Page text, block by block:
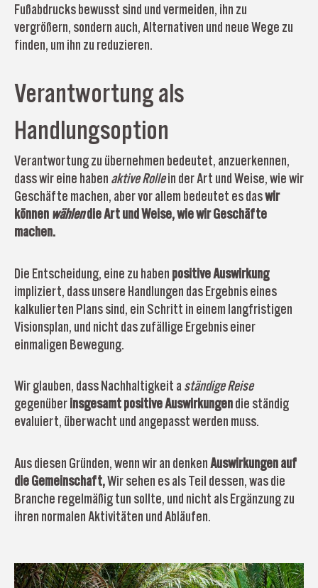
Fußabdrucks bewusst sind und vermeiden, ihn zu
vergrößern, sondern auch, Alternativen und neue Wege zu
finden, um ihn zu reduzieren.
Verantwortung als
Handlungsoption
Verantwortung zu übernehmen bedeutet, anzuerkennen,
dass wir eine haben aktive Rollein der Art und Weise, wie wir
Geschäfte machen, aber vor allem bedeutet es daswir
können wählendie Art und Weise, wie wir Geschäfte
machen.
Die Entscheidung, eine zu haben positive Auswirkung
impliziert, dass unsere Handlungen das Ergebnis eines
kalkulierten Plans sind, ein Schritt in einem langfristigen
Visionsplan, und nicht das zufällige Ergebnis einer
einmaligen Bewegung.
Wir glauben, dass Nachhaltigkeit a ständige Reise
gegenüberinsgesamt positive Auswirkungendie ständig
evaluiert, überwacht und angepasst werden muss.
Aus diesen Gründen, wenn wir an denkenAuswirkungen auf
die Gemeinschaft,Wir sehen es als Teil dessen, was die
Branche regelmäßig tun sollte, und nicht als Ergänzung zu
ihren normalen Aktivitäten und Abläufen.